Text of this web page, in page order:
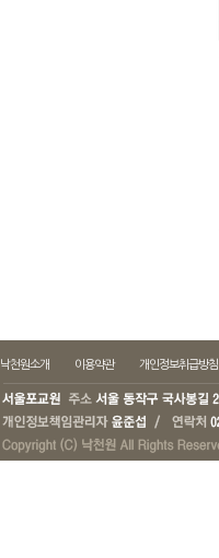
낙천원소개 이용약관 개인정보취급방침